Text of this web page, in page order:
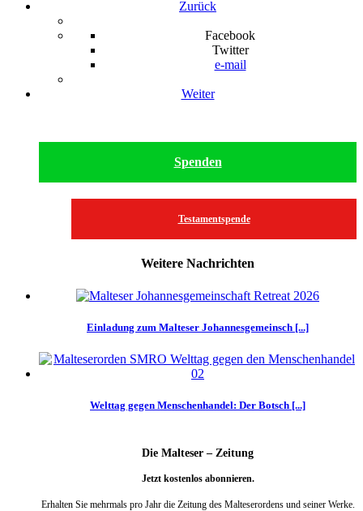
Zurück
Facebook
Twitter
e-mail
Weiter
Spenden
Testamentspende
Weitere Nachrichten
Einladung zum Malteser Johannesgemeinsch [...]
Welttag gegen Menschenhandel: Der Botsch [...]
Die Malteser – Zeitung
Jetzt kostenlos abonnieren.
Erhalten Sie mehrmals pro Jahr die Zeitung des Malteserordens und seiner Werke.